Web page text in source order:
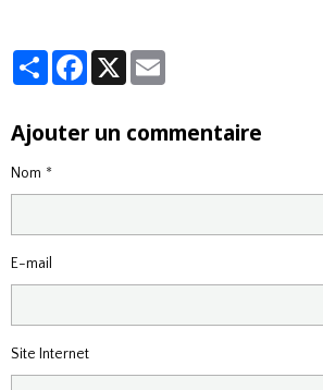
PartagerFacebook
X
Ajouter un commentaire
Nom
E-mail
Site Internet